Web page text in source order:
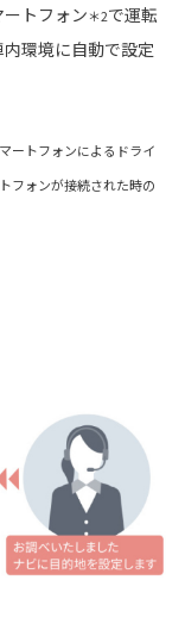
トフォン＊2で運転
環境に自動で設定
ートフォンによるドライ
フォンが接続された時の